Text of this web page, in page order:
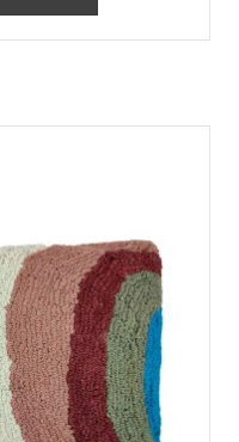
weist
Die
Produktseite
gewählt
werden